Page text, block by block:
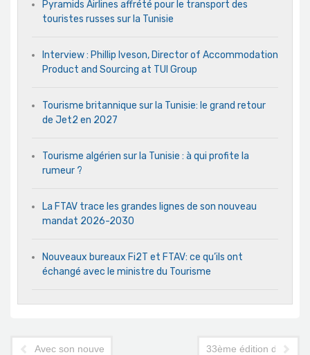
Pyramids Airlines affrété pour le transport des
touristes russes sur la Tunisie
Interview : Phillip Iveson, Director of Accommodation
Product and Sourcing at TUI Group
Tourisme britannique sur la Tunisie: le grand retour
de Jet2 en 2027
Tourisme algérien sur la Tunisie : à qui profite la
rumeur ?
La FTAV trace les grandes lignes de son nouveau
mandat 2026-2030
Nouveaux bureaux Fi2T et FTAV: ce qu’ils ont
échangé avec le ministre du Tourisme
Avec son nouvel Airbus A.330, Tunisair veut tourner la page
33ème édition du